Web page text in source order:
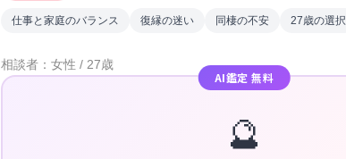
仕事と家庭のバランス 復縁の迷い 同棲の不安 27歳の選択
相談者：女性 / 27歳
AI鑑定 無料
🔮